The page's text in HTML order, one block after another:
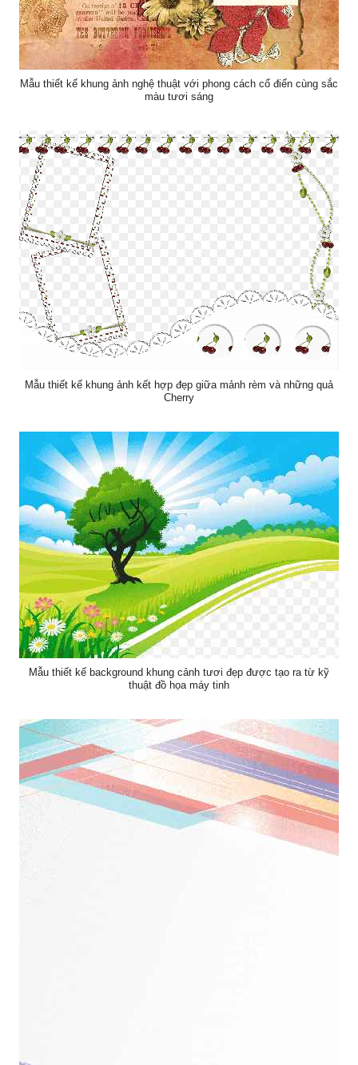
Mẫu thiết kế khung ảnh nghệ thuật với phong cách cổ điển cùng sắc
màu tươi sáng
Mẫu thiết kế khung ảnh kết hợp đẹp giữa mảnh rèm và những quả
Cherry
Mẫu thiết kế background khung cảnh tươi đẹp được tạo ra từ kỹ
thuật đồ họa máy tinh